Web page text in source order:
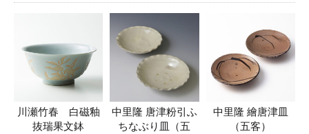
川瀬竹春 白磁釉
抜瑞果文鉢
中里隆 唐津粉引ふ
ちなぶり皿（五
中里隆 繪唐津皿
（五客）